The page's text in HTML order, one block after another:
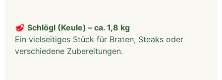
🥩 Schlögl (Keule) – ca. 1,8 kg
Ein vielseitiges Stück für Braten, Steaks oder
verschiedene Zubereitungen.